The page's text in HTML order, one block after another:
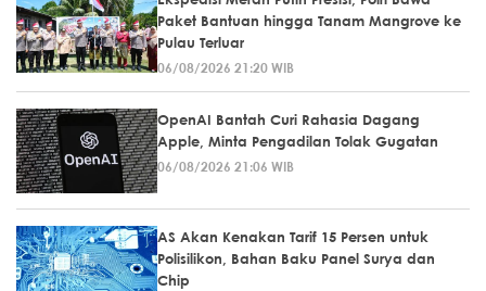
Paket Bantuan hingga Tanam Mangrove ke
Pulau Terluar
06/08/2026 21:20 WIB
OpenAI Bantah Curi Rahasia Dagang
Apple, Minta Pengadilan Tolak Gugatan
06/08/2026 21:06 WIB
AS Akan Kenakan Tarif 15 Persen untuk
Polisilikon, Bahan Baku Panel Surya dan
Chip